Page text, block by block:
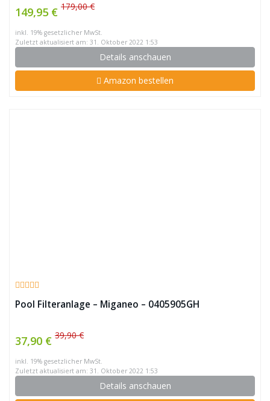
149,95 € 179,00 €
inkl. 19% gesetzlicher MwSt.
Zuletzt aktualisiert am: 31. Oktober 2022 1:53
Details anschauen
Amazon bestellen
Pool Filteranlage – Miganeo – 0405905GH
37,90 € 39,90 €
inkl. 19% gesetzlicher MwSt.
Zuletzt aktualisiert am: 31. Oktober 2022 1:53
Details anschauen